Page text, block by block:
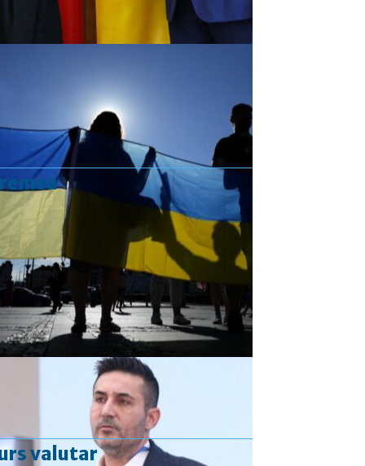
valutar